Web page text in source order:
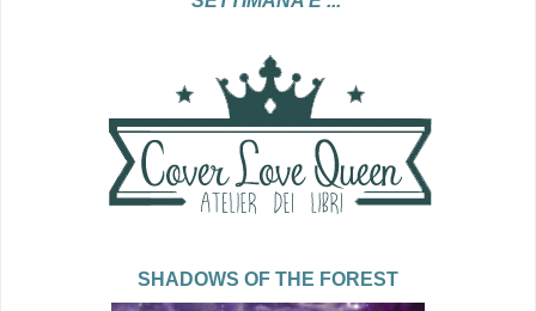
SHADOWS OF THE FOREST